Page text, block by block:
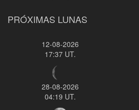
PRÓXIMAS LUNAS
12-08-2026
17:37 UT.
28-08-2026
04:19 UT.